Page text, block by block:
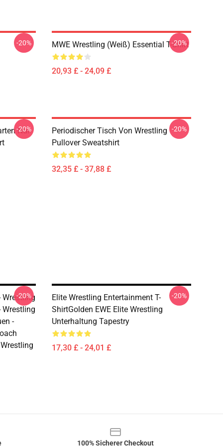
-20% MWE Wrestling (weiß) Essential T-Shirt
20,93 £ - 24,09 £
-20%
Nur
-20%
Periodischer Tisch Von Wrestling
Pullover Sweatshirt
32,35 £ - 37,88 £
-20%
Wrestling
Wrestling
-
-20%
Elite Wrestling Entertainment T-
ShirtGolden EWE Elite Wrestling
Unterhaltung Tapestry
17,30 £ - 24,01 £
-20%
100% Sicherer Checkout